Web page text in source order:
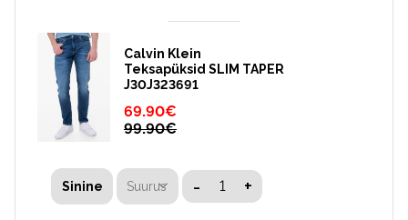
Calvin Klein
Teksapüksid SLIM TAPER
J30J323691
69.90€
99.90€
Sinine Suurus - +